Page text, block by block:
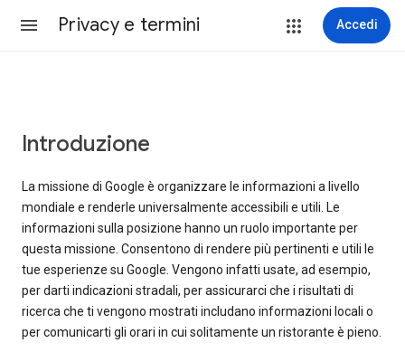
Privacy e termini Accedi
Introduzione
La missione di Google è organizzare le informazioni a livello
mondiale e renderle universalmente accessibili e utili. Le
informazioni sulla posizione hanno un ruolo importante per
questa missione. Consentono di rendere più pertinenti e utili le
tue esperienze su Google. Vengono infatti usate, ad esempio,
per darti indicazioni stradali, per assicurarci che i risultati di
ricerca che ti vengono mostrati includano informazioni locali o
per comunicarti gli orari in cui solitamente un ristorante è pieno.